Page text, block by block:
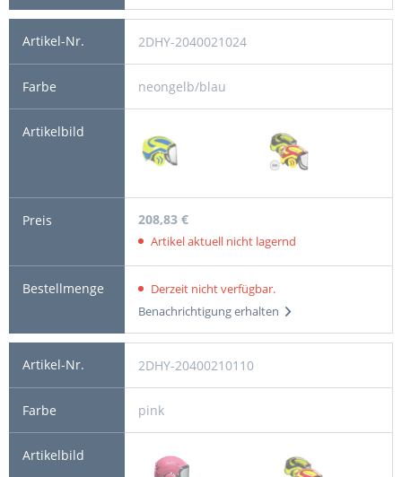
2DHY-2040021024
neongelb/blau
208,83 €
Artikel aktuell nicht lagernd
Derzeit nicht verfügbar.
Benachrichtigung erhalten
2DHY-20400210110
pink